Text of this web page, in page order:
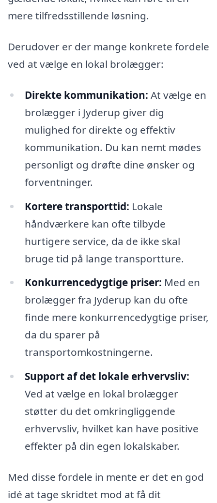
mere tilfredsstillende løsning.
Derudover er der mange konkrete fordele
ved at vælge en lokal brolægger:
Direkte kommunikation: At vælge en
brolægger i Jyderup giver dig
mulighed for direkte og effektiv
kommunikation. Du kan nemt mødes
personligt og drøfte dine ønsker og
forventninger.
Kortere transporttid: Lokale
håndværkere kan ofte tilbyde
hurtigere service, da de ikke skal
bruge tid på lange transportture.
Konkurrencedygtige priser: Med en
brolægger fra Jyderup kan du ofte
finde mere konkurrencedygtige priser,
da du sparer på
transportomkostningerne.
Support af det lokale erhvervsliv:
Ved at vælge en lokal brolægger
støtter du det omkringliggende
erhvervsliv, hvilket kan have positive
effekter på din egen lokalskaber.
Med disse fordele in mente er det en god
idé at tage skridtet mod at få dit